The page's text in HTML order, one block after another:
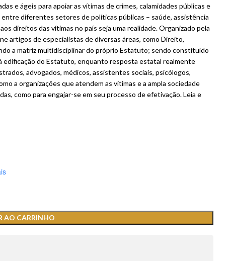
e ágeis para apoiar as vítimas de crimes, calamidades públicas e
diferentes setores de políticas públicas – saúde, assistência
direitos das vítimas no país seja uma realidade. Organizado pela
artigos de especialistas de diversas áreas, como Direito,
a matriz multidisciplinar do próprio Estatuto; sendo constituído
edificação do Estatuto, enquanto resposta estatal realmente
advogados, médicos, assistentes sociais, psicólogos,
a organizações que atendem as vítimas e a ampla sociedade
como para engajar-se em seu processo de efetivação. Leia e
AO CARRINHO